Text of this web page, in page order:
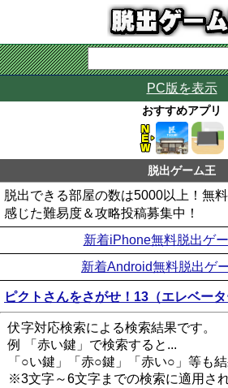
PC版を表示
おすすめアプリ
脱出ゲーム王
脱出できる部屋の数は5000以上！無
感じた難易度＆攻略投稿募集中！
新着iPhone無料脱出ゲ
新着Android無料脱出ゲ
ピクトさんをさがせ！13（エレベータ
伏字対応検索による検索結果です。
例 「赤い鍵」で検索すると...
「○い鍵」「赤○鍵」「赤い○」等も結
※3文字～6文字までの検索に適用され